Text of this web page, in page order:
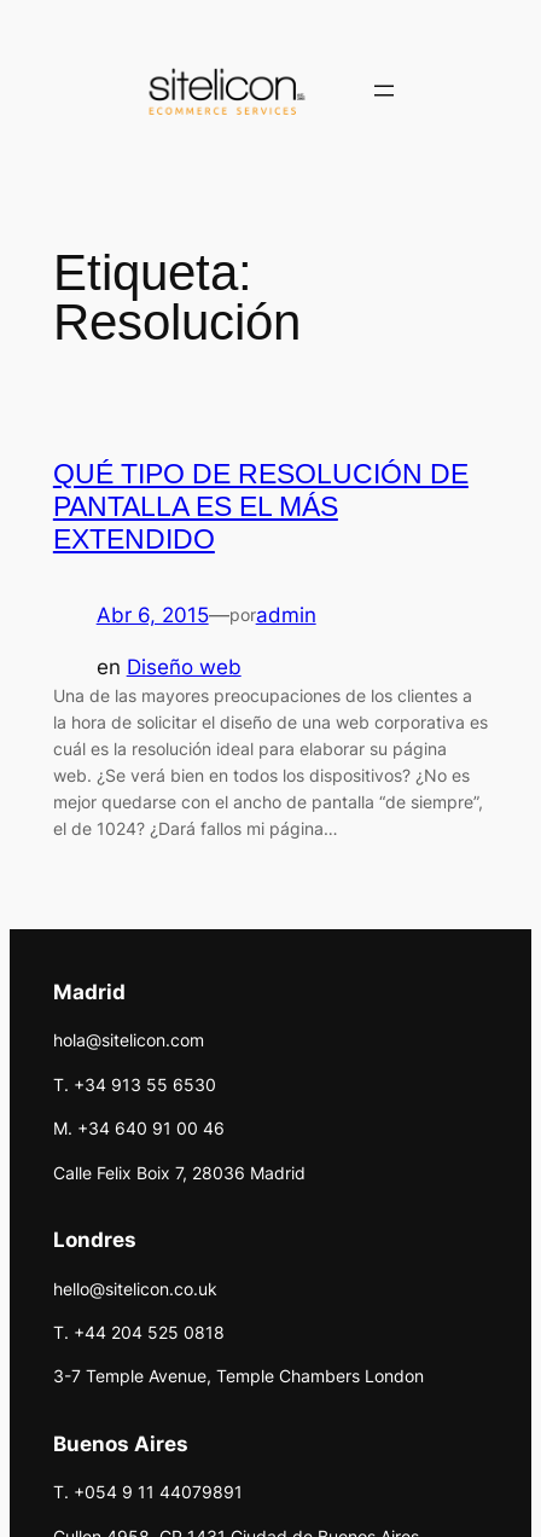
Etiqueta:
Resolución
QUÉ TIPO DE RESOLUCIÓN DE
PANTALLA ES EL MÁS
EXTENDIDO
Abr 6, 2015—poradmin
en Diseño web
Una de las mayores preocupaciones de los clientes a
la hora de solicitar el diseño de una web corporativa es
cuál es la resolución ideal para elaborar su página
web. ¿Se verá bien en todos los dispositivos? ¿No es
mejor quedarse con el ancho de pantalla “de siempre”,
el de 1024? ¿Dará fallos mi página…
Madrid
hola@sitelicon.com
T. +34 913 55 6530
M. +34 640 91 00 46
Calle Felix Boix 7, 28036 Madrid
Londres
hello@sitelicon.co.uk
T. +44 204 525 0818
3-7 Temple Avenue, Temple Chambers London
Buenos Aires
T. +054 9 11 44079891